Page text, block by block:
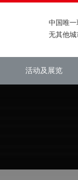
中国唯一
无其他城
活动及展览